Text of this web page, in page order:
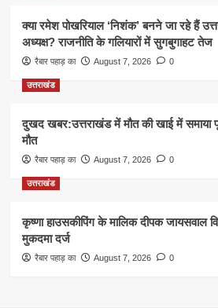
क्या रमेश पोखरियाल ‘निशंक’ बनने जा रहे हैं
अध्यक्ष? राजनीति के गलियारों में सुगबुगाहट तेज
रैबार पहाड़ का August 7, 2026 0
उत्तराखंड
दुखद खबर:उत्तराखंड में मौत की खाई में समाया
मौत
रैबार पहाड़ का August 7, 2026 0
उत्तराखंड
कृष्णा हाउसकीपिंग के मालिक दीपक जायसवाल
मुकदमा दर्ज
रैबार पहाड़ का August 7, 2026 0